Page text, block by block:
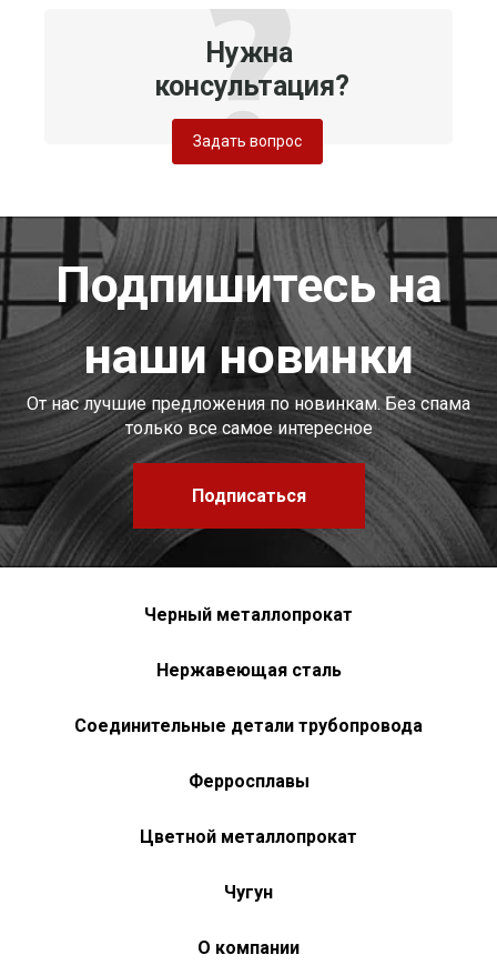
Нужна
консультация?
Задать вопрос
Подпишитесь на
наши новинки
От нас лучшие предложения по новинкам. Без спама
только все самое интересное
Подписаться
Черный металлопрокат
Нержавеющая сталь
Соединительные детали трубопровода
Ферросплавы
Цветной металлопрокат
Чугун
О компании